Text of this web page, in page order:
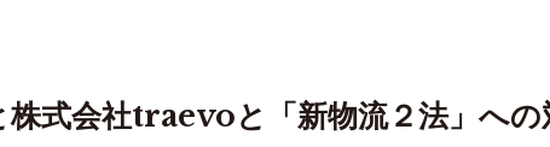
式会社traevoと「新物流２法」へ